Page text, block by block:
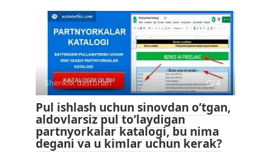
Sheriklik dasturlari 4
Pul ishlash uchun sinovdan o’tgan,
aldovlarsiz pul to’laydigan
partnyorkalar katalogi, bu nima
degani va u kimlar uchun kerak?